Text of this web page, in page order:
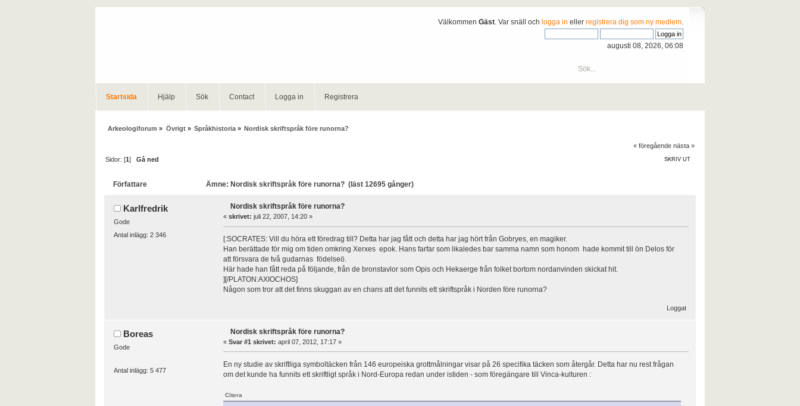
VälkommenGäst . Var snäll ochlogga in ellerregistrera dig som ny medlem
augusti 08, 2026, 06:08
Startsida Hjälp Sök Contact Logga in Registrera
Arkeologiforum » Övrigt» Språkhistoria» Nordisk skriftspråk före runorna?
« föregående nästa »
SKRIV UT
Sidor: [1]Gå ned
Författare Ämne: Nordisk skriftspråk före runorna? (läst 12695 gånger)
Karlfredrik
Gode
Antal inlägg: 2 346
Nordisk skriftspråk före runorna?
« skrivet: juli 22, 2007, 14:20 »
[:SOCRATES: Vill du höra ett föredrag till? Detta har jag fått och detta har jag hört från Gobryes, en magiker.
Han berättade för mig om tiden omkring Xerxes epok. Hans farfar som likaledes bar samma namn som honom hade kommit till ön Delos för
att försvara de två gudarnas födelseö.
Här hade han fått reda på följande, från de bronstavlor som Opis och Hekaerge från folket bortom nordanvinden skickat hit.
][/PLATON:AXIOCHOS]
Någon som tror att det finns skuggan av en chans att det funnits ett skriftspråk i Norden före runorna?
Loggat
Boreas
Gode
Antal inlägg: 5 477
Nordisk skriftspråk före runorna?
« Svar #1 skrivet: april 07, 2012, 17:17 »
En ny studie av skriftliga symboltäcken från 146 europeiska grottmålningar visar på 26 specifika täcken som återgår. Detta har nu rest frågan
om det kunde ha funnits ett skriftligt språk i Nord-Europa redan under istiden - som föregängare till Vinca-kulturen :
Citera